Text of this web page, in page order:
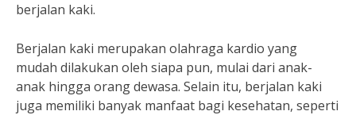
berjalan kaki.
Berjalan kaki merupakan olahraga kardio yang
mudah dilakukan oleh siapa pun, mulai dari anak-
anak hingga orang dewasa. Selain itu, berjalan kaki
juga memiliki banyak manfaat bagi kesehatan, seperti